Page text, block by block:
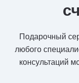
Подарочный
любого
консультаций